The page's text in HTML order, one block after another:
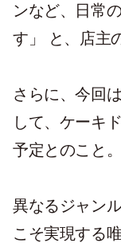
ンなど、日常
す」 と、店主
さらに、今回
して、ケーキ
予定とのこと。
異なるジャン
こそ実現する